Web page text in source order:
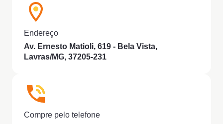
Endereço
Av. Ernesto Matioli, 619 - Bela Vista,
Lavras/MG, 37205-231
Compre pelo telefone